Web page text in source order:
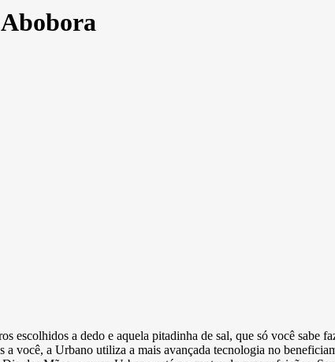
escolhidos a dedo e aquela pitadinha de sal, que só você sabe
você, a Urbano utiliza a mais avançada tecnologia no